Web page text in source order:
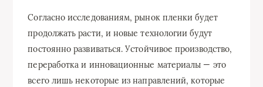
Согласно исследованиям, рынок пленки будет
продолжать расти, и новые технологии будут
постоянно развиваться. Устойчивое производство,
переработка и инновационные материалы — это
всего лишь некоторые из направлений, которые